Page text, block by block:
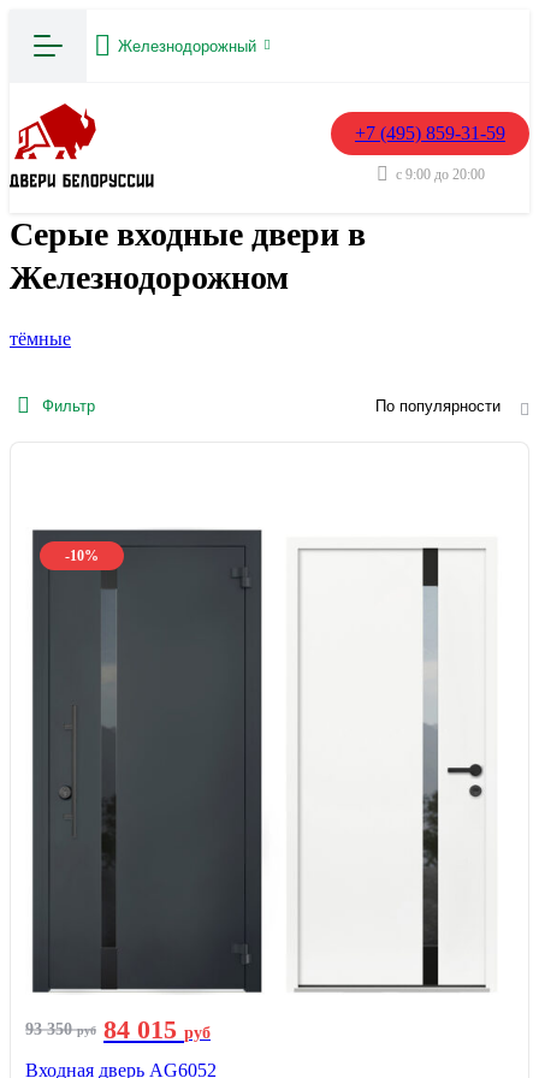
Железнодорожный
+7 (495) 859-31-59
с 9:00 до 20:00
Серые входные двери в
Железнодорожном
тёмные
Фильтр По популярности
-10%
93 350руб 84 015 руб
Входная дверь AG6052